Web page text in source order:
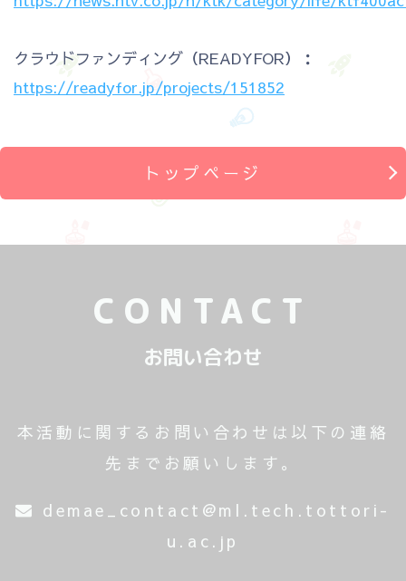
クラウドファンディング（READYFOR）：
https://readyfor.jp/projects/151852
トップページ
CONTACT
お問い合わせ
本活動に関するお問い合わせは以下の連絡
先までお願いします。
demae_contact@ml.tech.tottori-
u.ac.jp